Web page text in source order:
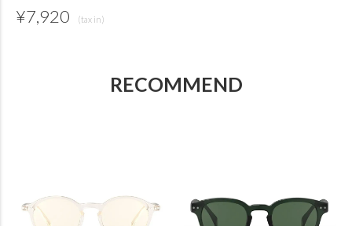
¥7,920
RECOMMEND